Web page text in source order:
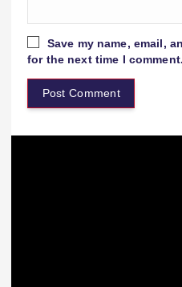
Save my name, email,
for the next time I comment.